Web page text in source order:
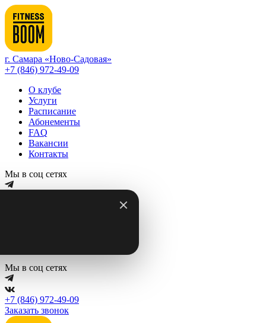
г. Самара «Ново-Садовая»
+7 (846) 972-49-09
О клубе
Услуги
Расписание
Абонементы
FAQ
Вакансии
Контакты
Мы в соц сетях
Мы в соц сетях
+7 (846) 972-49-09
Заказать звонок